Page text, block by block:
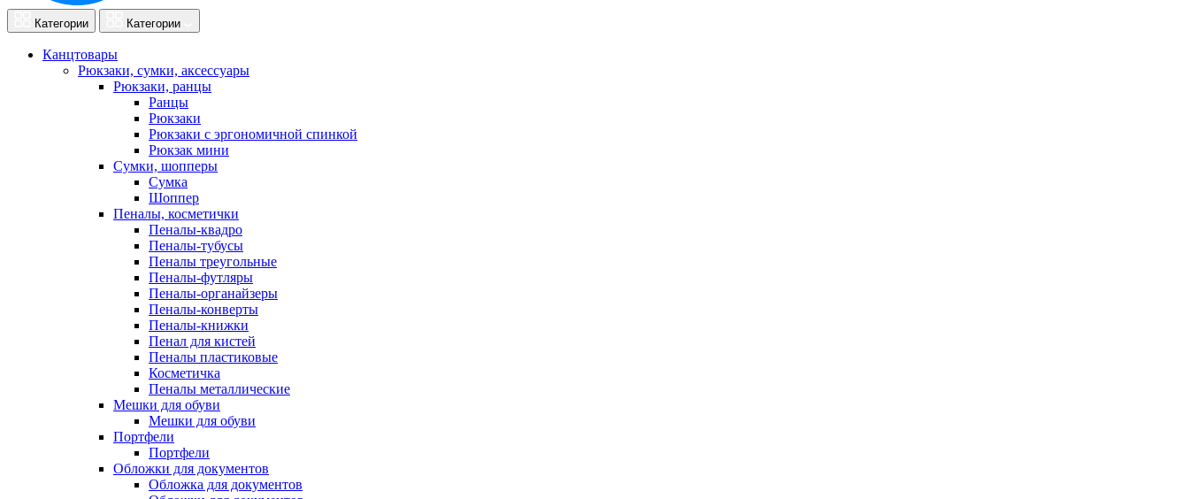
Категории Категории
Канцтовары
Рюкзаки, сумки, аксессуары
Рюкзаки, ранцы
Ранцы
Рюкзаки
Рюкзаки с эргономичной спинкой
Рюкзак мини
Сумки, шопперы
Сумка
Шоппер
Пеналы, косметички
Пеналы-квадро
Пеналы-тубусы
Пеналы треугольные
Пеналы-футляры
Пеналы-органайзеры
Пеналы-конверты
Пеналы-книжки
Пенал для кистей
Пеналы пластиковые
Косметичка
Пеналы металлические
Мешки для обуви
Мешки для обуви
Портфели
Портфели
Обложки для документов
Обложка для документов